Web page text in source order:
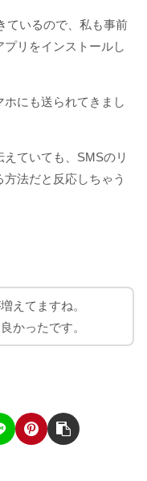
ているので、私も事前
リをインストールし
にも送られてきまし
ていても、SMSのリ
法だと反応しちゃう
えてますね。
かったです。